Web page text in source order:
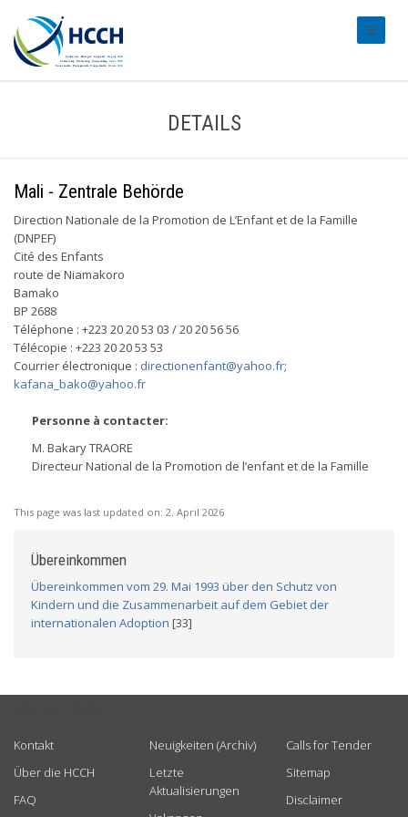
DETAILS
Mali - Zentrale Behörde
Direction Nationale de la Promotion de L’Enfant et de la Famille
(DNPEF)
Cité des Enfants
route de Niamakoro
Bamako
BP 2688
Téléphone : +223 20 20 53 03 / 20 20 56 56
Télécopie : +223 20 20 53 53
Courrier électronique : directionenfant@yahoo.fr;
kafana_bako@yahoo.fr
Personne à contacter:
M. Bakary TRAORE
Directeur National de la Promotion de l’enfant et de la Famille
This page was last updated on: 2. April 2026
Übereinkommen
Übereinkommen vom 29. Mai 1993 über den Schutz von
Kindern und die Zusammenarbeit auf dem Gebiet der
internationalen Adoption [33]
Kontakt
Über die HCCH
FAQ
Neuigkeiten (Archiv)
Letzte
Aktualisierungen
Calls for Tender
Sitemap
Disclaimer